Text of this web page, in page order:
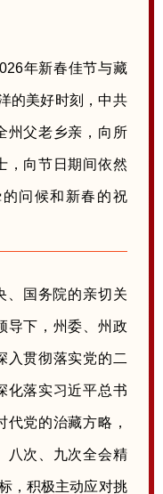
年新春佳节与藏
的美好时刻，中共
州父老乡亲，向所
，向节日期间依然
问候和新春的祝
、国务院的亲切关
导下，州委、州政
入贯彻落实党的二
化落实习近平总书
党的治藏方略，
八次、九次全会精
，积极主动应对挑